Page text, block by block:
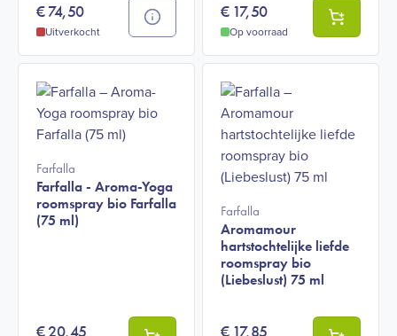
€74,50
Uitverkocht
€17,50
Op voorraad
Farfalla
Farfalla - Aroma-Yoga
roomspray bio Farfalla
(75 ml)
€20,45
Farfalla
Aromamour
hartstochtelijke liefde
roomspray bio
(Liebeslust) 75 ml
€17,85